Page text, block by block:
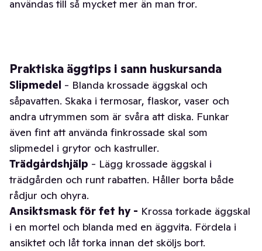
användas till så mycket mer än man tror.
Praktiska äggtips i sann huskursanda
Slipmedel - Blanda krossade äggskal och
såpavatten. Skaka i termosar, flaskor, vaser och
andra utrymmen som är svåra att diska. Funkar
även fint att använda finkrossade skal som
slipmedel i grytor och kastruller.
Trädgårdshjälp - Lägg krossade äggskal i
trädgården och runt rabatten. Håller borta både
rådjur och ohyra.
Ansiktsmask för fet hy - Krossa torkade äggskal
i en mortel och blanda med en äggvita. Fördela i
ansiktet och låt torka innan det sköljs bort.